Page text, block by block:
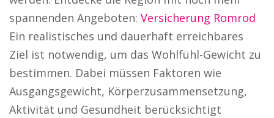
spannenden Angeboten: Versicherung Romrod
Ein realistisches und dauerhaft erreichbares
Ziel ist notwendig, um das Wohlfühl-Gewicht zu
bestimmen. Dabei müssen Faktoren wie
Ausgangsgewicht, Körperzusammensetzung,
Aktivität und Gesundheit berücksichtigt